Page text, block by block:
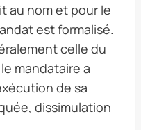
au nom et pour le
est formalisé.
celle du
mandataire a
de sa
dissimulation